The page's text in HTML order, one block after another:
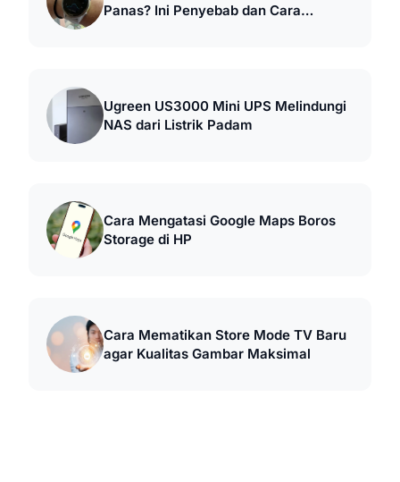
Panas? Ini Penyebab dan Cara
Ugreen US3000 Mini UPS Melindungi
NAS dari Listrik Padam
Cara Mengatasi Google Maps Boros
Storage di HP
Cara Mematikan Store Mode TV Baru
agar Kualitas Gambar Maksimal